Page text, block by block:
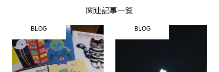
関連記事一覧
BLOG BLOG